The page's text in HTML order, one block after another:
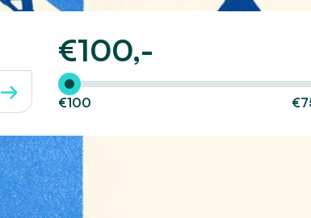
€100,-
Hoeveel wilt u lenen?
€100